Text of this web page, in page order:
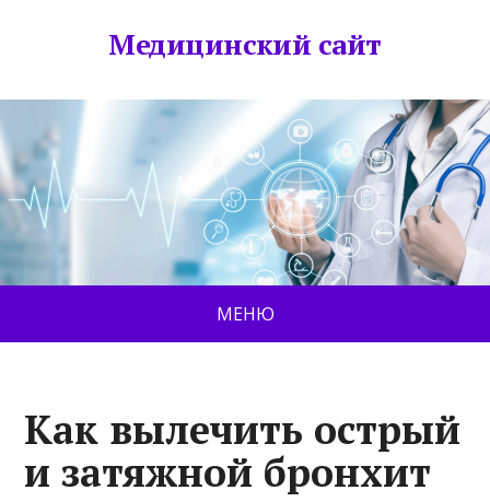
Медицинский сайт
МЕНЮ
Как вылечить острый
и затяжной бронхит